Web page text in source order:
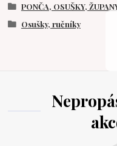
PONČA, OSUŠKY,
Osušky, ručníky